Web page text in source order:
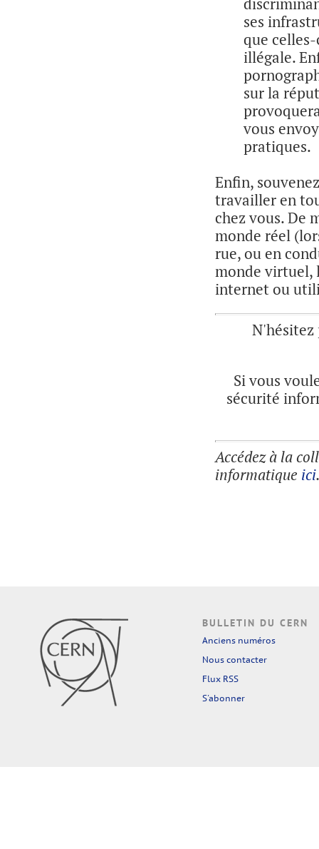
ses
que
illégale.
sur la
vous
pratiques.
Enfin,
travailler en
chez vous. De
monde réel
rue, ou en
monde virtuel,
internet ou
N'hésitez
Si vous
sécurité
Accédez à la
informatique ici
BULLETIN DU CERN
Anciens numéros
Nous contacter
Flux RSS
S'abonner